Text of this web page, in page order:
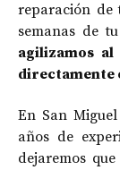
reparación de
semanas de
agilizamos
directamente
En San
años de
dejaremos